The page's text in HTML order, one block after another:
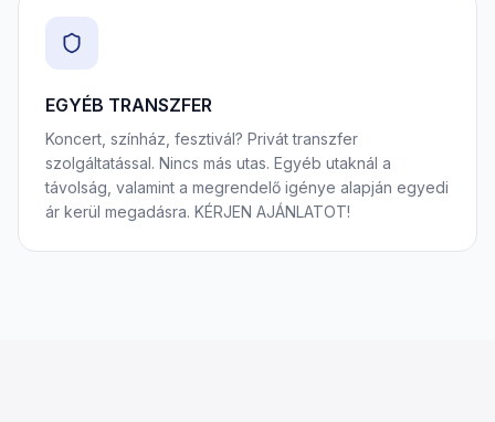
EGYÉB TRANSZFER
Koncert, színház, fesztivál? Privát transzfer
szolgáltatással. Nincs más utas. Egyéb utaknál a
távolság, valamint a megrendelő igénye alapján egyedi
ár kerül megadásra. KÉRJEN AJÁNLATOT!